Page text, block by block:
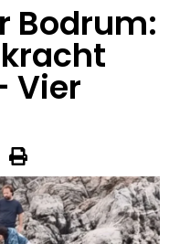
Bodrum:
Vier